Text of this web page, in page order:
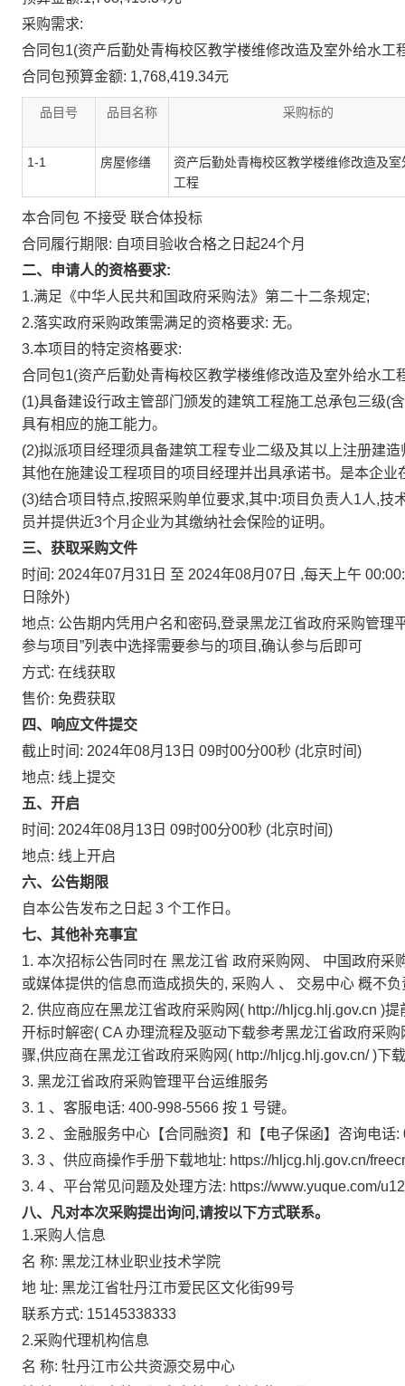
采购需求:
合同包1(资产后勤处青梅校区教学楼维修改造及室外给水工
合同包预算金额: 1,768,419.34元
品目号 品目名称 采购标的
1-1 房屋修缮
资产后勤处青梅校区教学楼维修改造及室
工程
本合同包 不接受 联合体投标
合同履行期限: 自项目验收合格之日起24个月
二、申请人的资格要求:
1.满足《中华人民共和国政府采购法》第二十二条规定;
2.落实政府采购政策需满足的资格要求: 无。
3.本项目的特定资格要求:
合同包1(资产后勤处青梅校区教学楼维修改造及室外给水工
(1)具备建设行政主管部门颁发的建筑工程施工总承包三级(
具有相应的施工能力。
(2)拟派项目经理须具备建筑工程专业二级及其以上注册建
其他在施建设工程项目的项目经理并出具承诺书。是本企
(3)结合项目特点,按照采购单位要求,其中:项目负责人1人,
员并提供近3个月企业为其缴纳社会保险的证明。
三、获取采购文件
时间: 2024年07月31日 至 2024年08月07日 ,每天上午
日除外)
地点: 公告期内凭用户名和密码,登录黑龙江省政府采购管理
参与项目”列表中选择需要参与的项目,确认参与后即可
方式: 在线获取
售价: 免费获取
四、响应文件提交
截止时间: 2024年08月13日 09时00分00秒 (北京时间)
地点: 线上提交
五、开启
时间: 2024年08月13日 09时00分00秒 (北京时间)
地点: 线上开启
六、公告期限
自本公告发布之日起 3 个工作日。
七、其他补充事宜
1. 本次招标公告同时在 黑龙江省 政府采购网、 中国政府采
或媒体提供的信息而造成损失的, 采购人 、 交易中心 概不负
2. 供应商应在黑龙江省政府采购网( http://hljcg.hlj.gov.cn )提
开标时解密( CA 办理流程及驱动下载参考黑龙江省政府采
骤,供应商在黑龙江省政府采购网( http://hljcg.hlj.gov.cn/)下
3. 黑龙江省政府采购管理平台运维服务
3. 1 、客服电话: 400-998-5566 按 1 号键。
3. 2 、金融服务中心【合同融资】和【电子保函】咨询电话:
3. 3 、供应商操作手册下载地址: https://hljcg.hlj.gov.cn/
3. 4 、平台常见问题及处理方法: https://www.yuque.com/
八、凡对本次采购提出询问,请按以下方式联系。
1.采购人信息
名 称: 黑龙江林业职业技术学院
地 址: 黑龙江省牡丹江市爱民区文化街99号
联系方式: 15145338333
2.采购代理机构信息
名 称: 牡丹江市公共资源交易中心